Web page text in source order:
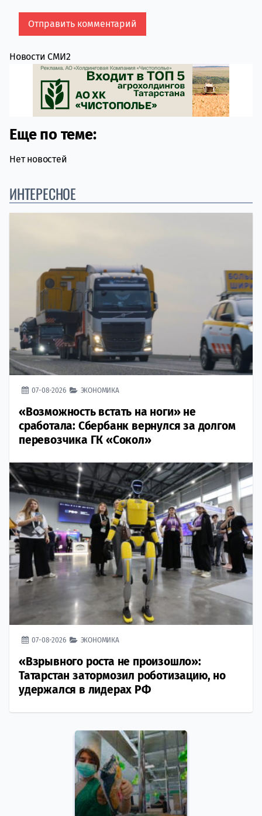
Новости СМИ2
Еще по теме:
Нет новостей
ИНТЕРЕСНОЕ
07-08-2026 ЭКОНОМИКА
«Возможность встать на ноги» не
сработала: Сбербанк вернулся за долгом
перевозчика ГК «Сокол»
07-08-2026 ЭКОНОМИКА
«Взрывного роста не произошло»:
Татарстан затормозил роботизацию, но
удержался в лидерах РФ